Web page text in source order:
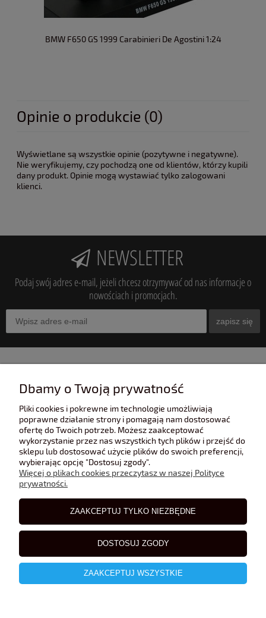
BMW F650 GS 1999 Carabinieri De Agostini 1:24
Opinie o produkcie (0)
Wyświetlane są wszystkie opinie (pozytywne i negatywne).
Nie weryfikujemy, czy pochodzą one od klientów, którzy kupili
dany produkt. Opinie mogą wystawiać tylko zalogowani
klienci.
NEWSLETTER
Podaj swój adres e-mail, jeżeli chcesz otrzymywać od nas informacje o
nowościach i promocjach.
zapisz się
POMOC
POLECANE STRONY
BLOG
Dbamy o Twoją prywatność
Pliki cookies i pokrewne im technologie umożliwiają
poprawne działanie strony i pomagają nam dostosować
ofertę do Twoich potrzeb. Możesz zaakceptować
wykorzystanie przez nas wszystkich tych plików i przejść do
sklepu lub dostosować użycie plików do swoich preferencji,
wybierając opcję "Dostosuj zgody".
Więcej o plikach cookies przeczytasz w naszej Polityce
prywatności.
ZAAKCEPTUJ TYLKO NIEZBĘDNE
DOSTOSUJ ZGODY
ZAAKCEPTUJ WSZYSTKIE